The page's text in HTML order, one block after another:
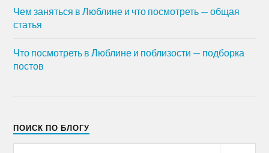
Чем заняться в Люблине и что посмотреть — общая
статья
Что посмотреть в Люблине и поблизости — подборка
постов
ПОИСК ПО БЛОГУ